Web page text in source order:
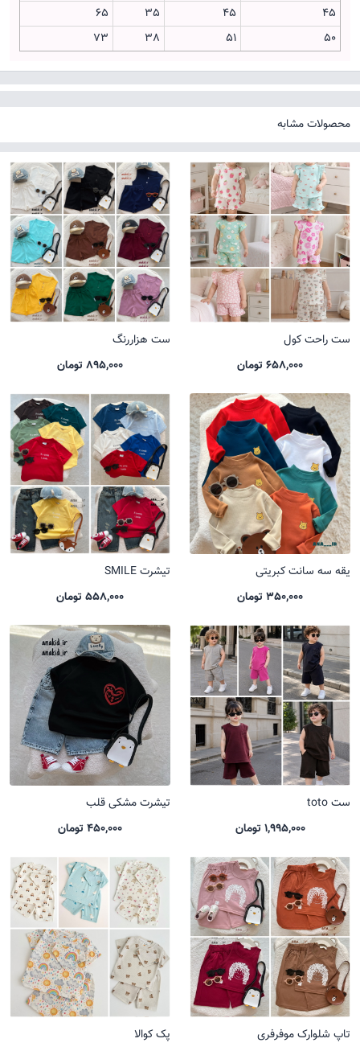
45
45
35
65
50
51
38
73
محصولات مشابه
ست راحت کول
658,000 تومان
ست هزاررنگ
895,000 تومان
یقه سه سانت کبریتی
350,000 تومان
تیشرت SMILE
558,000 تومان
ست toto
1,995,000 تومان
تیشرت مشکی قلب
450,000 تومان
تاپ شلوارک موفرفری
پک کوالا